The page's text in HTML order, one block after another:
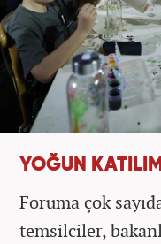
YOĞUN KATILIM
Foruma çok
temsilciler,